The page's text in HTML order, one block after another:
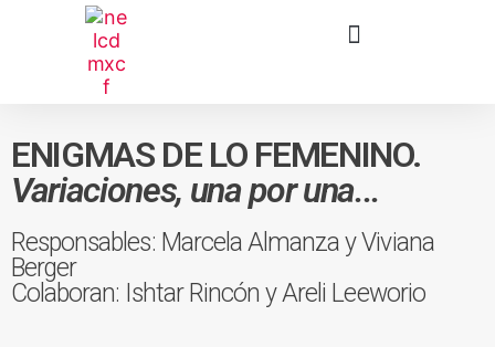
ENIGMAS DE LO FEMENINO.
Variaciones, una por una...
Responsables: Marcela Almanza y Viviana
Berger
Colaboran: Ishtar Rincón y Areli Leeworio